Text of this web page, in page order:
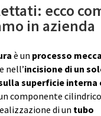
ecco
in azienda
è un processo
nell’incisione di un
superficie interna
componente
di un tubo